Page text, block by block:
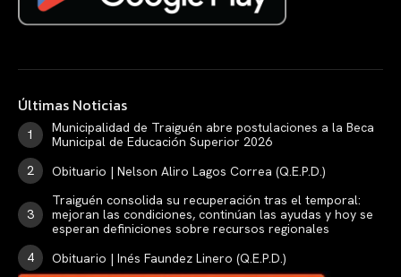
Últimas Noticias
Municipalidad de Traiguén abre postulaciones a la Beca
Municipal de Educación Superior 2026
Obituario | Nelson Aliro Lagos Correa (Q.E.P.D.)
Traiguén consolida su recuperación tras el temporal:
mejoran las condiciones, continúan las ayudas y hoy se
esperan definiciones sobre recursos regionales
Obituario | Inés Faundez Linero (Q.E.P.D.)